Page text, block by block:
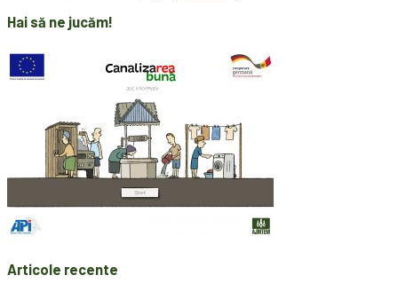
Hai să ne jucăm!
Articole recente